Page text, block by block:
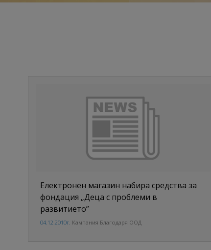
Електронен магазин набира средства за
фондация „Деца с проблеми в
развитието”
04.12.2010г. Кампания Благодаря ООД